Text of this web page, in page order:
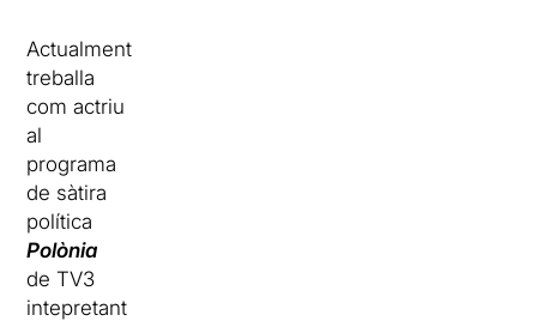
Actualment
treballa
com actriu
al
programa
de sàtira
política
Polònia
de TV3
intepretant